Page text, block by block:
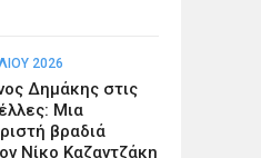
2026
Δημάκης στις
Μια
βραδιά
Νίκο Καζαντζάκη